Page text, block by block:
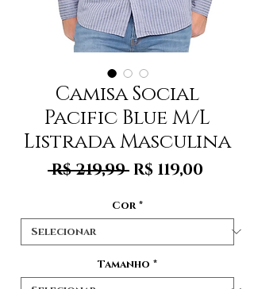
Camisa Social
Pacific Blue M/L
Listrada Masculina
R$ 219,99 Preço
R$ 119,00
Cor *
Tamanho *